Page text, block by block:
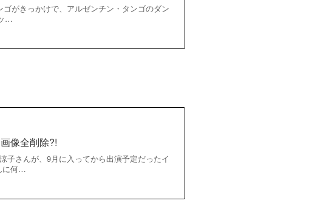
がきっかけで、アルゼンチン・タンゴのダン
…
像全削除?!
子さんが、9月に入ってから出演予定だったイ
に何…